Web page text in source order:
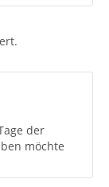
der
möchte